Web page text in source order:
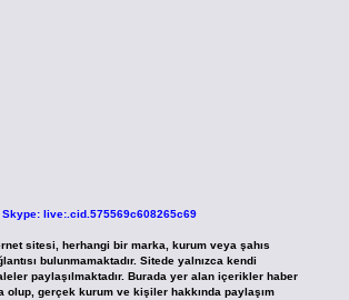
Skype: live:.cid.575569c608265c69
sitesi, herhangi bir marka, kurum veya şahıs
bulunmamaktadır. Sitede yalnızca kendi
paylaşılmaktadır. Burada yer alan içerikler haber
olup, gerçek kurum ve kişiler hakkında paylaşım